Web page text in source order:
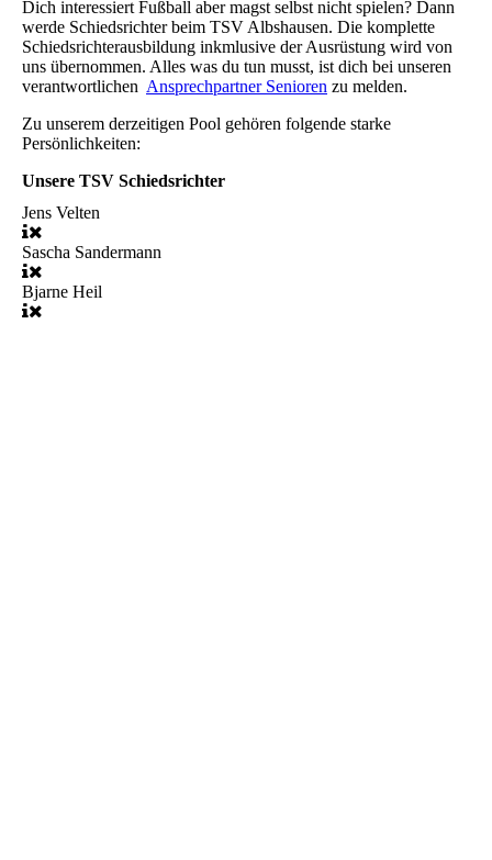
Dich interessiert Fußball aber magst selbst nicht spielen? Dann
werde Schiedsrichter beim TSV Albshausen. Die komplette
Schiedsrichterausbildung inkmlusive der Ausrüstung wird von
uns übernommen. Alles was du tun musst, ist dich bei unseren
verantwortlichen Ansprechpartner Senioren zu melden.
Zu unserem derzeitigen Pool gehören folgende starke
Persönlichkeiten:
Unsere TSV Schiedsrichter
Jens Velten
Sascha Sandermann
Bjarne Heil